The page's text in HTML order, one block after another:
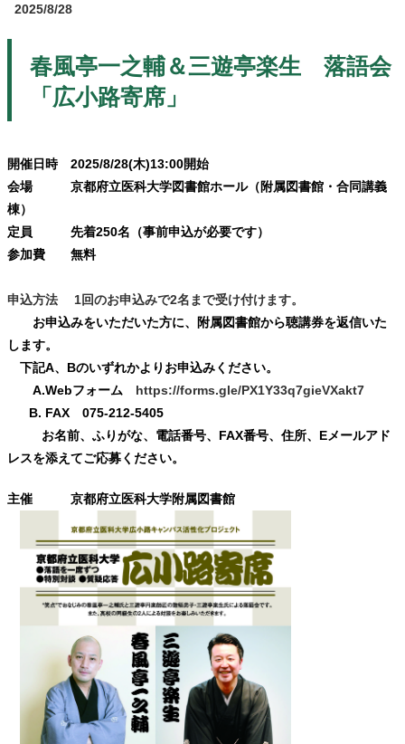
2025/8/28
春風亭一之輔＆三遊亭楽生 落語会
「広小路寄席」
開催日時 2025/8/28(木)13:00開始
会場 京都府立医科大学図書館ホール（附属図書館・合同講義
棟）
定員 先着250名（事前申込が必要です）
参加費 無料
申込方法 1回のお申込みで2名まで受け付けます。
お申込みをいただいた方に、附属図書館から聴講券を返信いた
します。
下記A、Bのいずれかよりお申込みください。
A.Webフォーム https://forms.gle/PX1Y33q7gieVXakt7
B. FAX 075-212-5405
お名前、ふりがな、電話番号、FAX番号、住所、Eメールアド
レスを添えてご応募ください。
主催 京都府立医科大学附属図書館